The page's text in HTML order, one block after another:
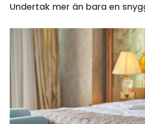
Undertak mer än bara en